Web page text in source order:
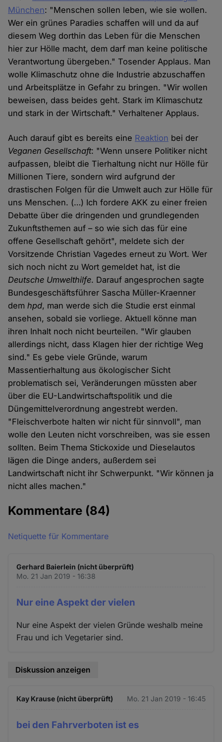
München: "Menschen sollen leben, wie sie wollen.
Wer ein grünes Paradies schaffen will und da auf
diesem Weg dorthin das Leben für die Menschen
hier zur Hölle macht, dem darf man keine politische
Verantwortung übergeben." Tosender Applaus. Man
wolle Klimaschutz ohne die Industrie abzuschaffen
und Arbeitsplätze in Gefahr zu bringen. "Wir wollen
beweisen, dass beides geht. Stark im Klimaschutz
und stark in der Wirtschaft." Verhaltener Applaus.
Auch darauf gibt es bereits eine Reaktion bei der
Veganen Gesellschaft: "Wenn unsere Politiker nicht
aufpassen, bleibt die Tierhaltung nicht nur Hölle für
Millionen Tiere, sondern wird aufgrund der
drastischen Folgen für die Umwelt auch zur Hölle für
uns Menschen. (…) Ich fordere AKK zu einer freien
Debatte über die dringenden und grundlegenden
Zukunftsthemen auf – so wie sich das für eine
offene Gesellschaft gehört", meldete sich der
Vorsitzende Christian Vagedes erneut zu Wort. Wer
sich noch nicht zu Wort gemeldet hat, ist die
Deutsche Umwelthilfe. Darauf angesprochen sagte
Bundesgeschäftsführer Sascha Müller-Kraenner
demhpd, man werde sich die Studie erst einmal
ansehen, sobald sie vorliege. Aktuell könne man
ihren Inhalt noch nicht beurteilen. "Wir glauben
allerdings nicht, dass Klagen hier der richtige Weg
sind." Es gebe viele Gründe, warum
Massentierhaltung aus ökologischer Sicht
problematisch sei, Veränderungen müssten aber
über die EU-Landwirtschaftspolitik und die
Düngemittelverordnung angestrebt werden.
"Fleischverbote halten wir nicht für sinnvoll", man
wolle den Leuten nicht vorschreiben, was sie essen
sollten. Beim Thema Stickoxide und Dieselautos
lägen die Dinge anders, außerdem sei
Landwirtschaft nicht ihr Schwerpunkt. "Wir können ja
nicht alles machen."
Kommentare (84)
Netiquette für Kommentare
Gerhard Baierlein (nicht überprüft)
Mo. 21 Jan 2019 - 16:38
Nur eine Aspekt der vielen
Nur eine Aspekt der vielen Gründe weshalb meine
Frau und ich Vegetarier sind.
Diskussion anzeigen
Kay Krause (nicht überprüft) Mo. 21 Jan 2019 - 16:45
bei den Fahrverboten ist es